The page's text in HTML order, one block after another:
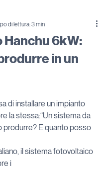
6kW:
in un
di lettura: 3 min
di installare un impianto
la stessa:“Un sistema da
produrre? E quanto posso
il sistema fotovoltaico
i